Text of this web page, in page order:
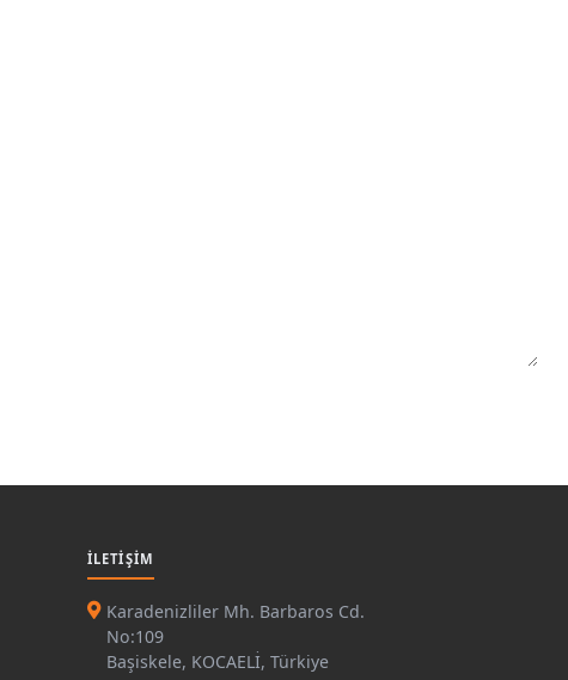
İLETIŞIM
Karadenizliler Mh. Barbaros Cd.
No:109
Başiskele, KOCAELİ, Türkiye